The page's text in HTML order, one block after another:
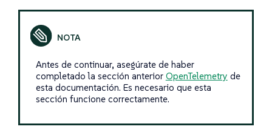
Antes de continuar, asegúrate de haber
completado la sección anterior OpenTelemetry de
esta documentación. Es necesario que esta
sección funcione correctamente.